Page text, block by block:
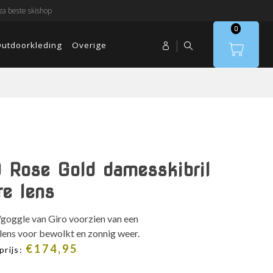
beste skishop
Overige
0
Rose Gold damesskibril
lens
van Giro voorzien van een
voor bewolkt en zonnig weer.
€174,95